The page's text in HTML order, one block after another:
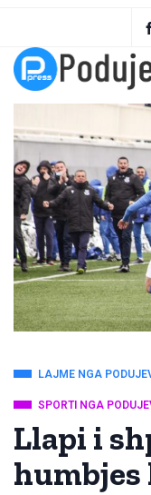
LAJME NGA
SPORTI NGA
Llapi i
humbjes